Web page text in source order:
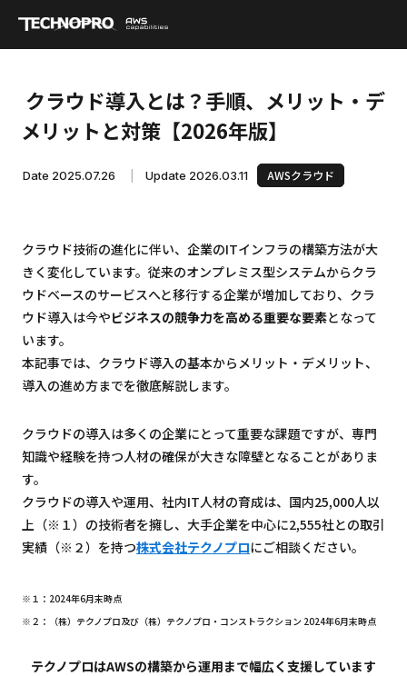
クラウド導入とは？手順、メリット・デ
メリットと対策【2026年版】
Date 2025.07.26 Update 2026.03.11 AWSクラウド
クラウド技術の進化に伴い、企業のITインフラの構築方法が大
きく変化しています。従来のオンプレミス型システムからクラ
ウドベースのサービスへと移行する企業が増加しており、クラ
ウド導入は今やビジネスの競争力を高める重要な要素となって
います。
本記事では、クラウド導入の基本からメリット・デメリット、
導入の進め方までを徹底解説します。
クラウドの導入は多くの企業にとって重要な課題ですが、専門
知識や経験を持つ人材の確保が大きな障壁となることがありま
す。
クラウドの導入や運用、社内IT人材の育成は、国内25,000人以
上（※１）の技術者を擁し、大手企業を中心に2,555社との取引
実績（※２）を持つ株式会社テクノプロにご相談ください。
※１：2024年6月末時点
※２：（株）テクノプロ及び（株）テクノプロ・コンストラクション 2024年6月末時点
テクノプロはAWSの構築から運用まで幅広く支援しています